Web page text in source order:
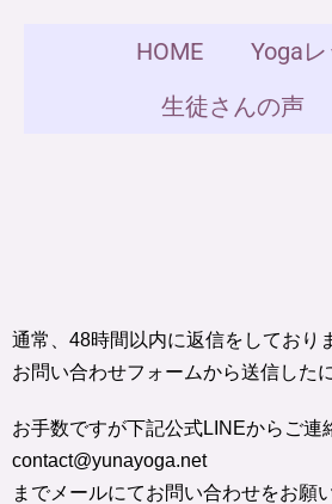
HOME Yoga
生徒さんの声
通常、48時間以内に返信をしており
お問い合わせフォームから送信した
お手数ですが下記公式LINEからご連
contact@yunayoga.net
までメールにてお問い合わせをお願